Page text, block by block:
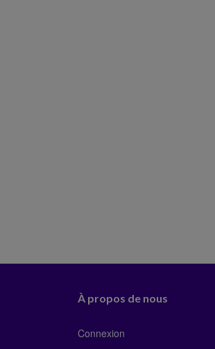
À propos de nous
Connexion